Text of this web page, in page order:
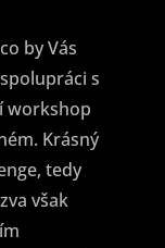
by Vás
s
workshop
Krásný
tedy
však